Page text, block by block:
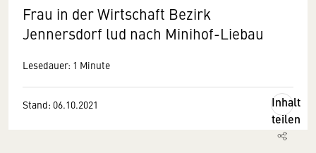
Frau in der Wirtschaft Bezirk
Jennersdorf lud nach Minihof-Liebau
Lesedauer: 1 Minute
Stand: 06.10.2021
Inhalt
teilen